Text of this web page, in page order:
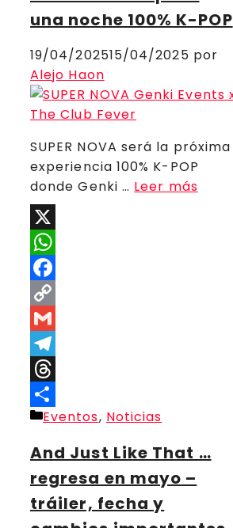
una noche 100% K-POP
19/04/202515/04/2025 por
Alejo Haon
SUPER NOVA será la próxima
experiencia 100% K-POP
donde Genki … Leer más
X
WhatsApp
Facebook
Copy
Link
Gmail
Telegram
Threads
Compartir
Categorías
Eventos, Noticias
And Just Like That …
regresa en mayo –
tráiler, fecha y